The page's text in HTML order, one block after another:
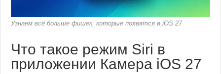
Узнаем всё больше фишек, которые появятся в iOS 27
Что такое режим Siri в
приложении Камера iOS 27